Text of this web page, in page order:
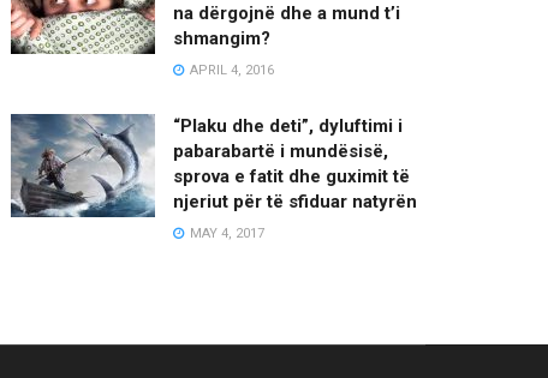
na dërgojnë dhe a mund t’i
shmangim?
APRIL 4, 2016
“Plaku dhe deti”, dyluftimi i
pabarabartë i mundësisë,
sprova e fatit dhe guximit të
njeriut për të sfiduar natyrën
MAY 4, 2017